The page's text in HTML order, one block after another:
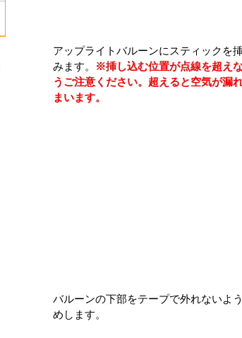
アップライトバルーンにスティックを
みます。 ※挿し込む位置が点線を超え
うご注意ください。超えると空気が漏
まいます。
バルーンの下部をテープで外れないよ
めします。